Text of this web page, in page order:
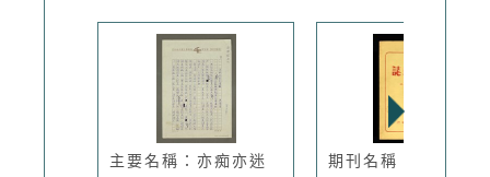
主要名稱：亦痴亦迷
期刊名稱：文學雜誌